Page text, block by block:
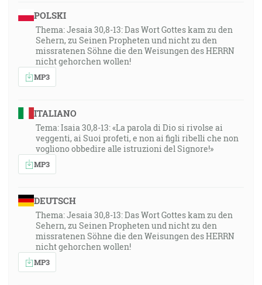
POLSKI
Thema: Jesaia 30,8-13: Das Wort Gottes kam zu den
Sehern, zu Seinen Propheten und nicht zu den
missratenen Söhne die den Weisungen des HERRN
nicht gehorchen wollen!
MP3
ITALIANO
Tema: Isaia 30,8-13: «La parola di Dio si rivolse ai
veggenti, ai Suoi profeti, e non ai figli ribelli che non
vogliono obbedire alle istruzioni del Signore!»
MP3
DEUTSCH
Thema: Jesaia 30,8-13: Das Wort Gottes kam zu den
Sehern, zu Seinen Propheten und nicht zu den
missratenen Söhne die den Weisungen des HERRN
nicht gehorchen wollen!
MP3